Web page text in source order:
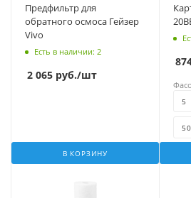
Предфильтр для
обратного осмоса Гейзер
Vivo
Есть в наличии: 2
2 065 руб./шт
В КОРЗИНУ
5
50